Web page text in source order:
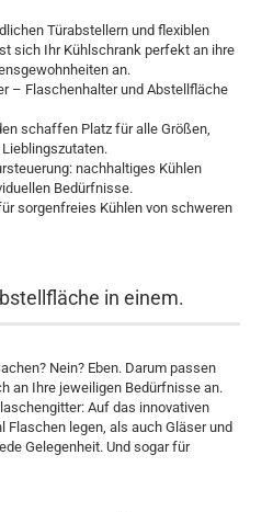
Türabstellern und flexiblen
sich Ihr Kühlschrank perfekt an ihre
an.
– Flaschenhalter und Abstellfläche
schaffen Platz für alle Größen,
Lieblingszutaten.
nachhaltiges Kühlen
Bedürfnisse.
sorgenfreies Kühlen von schweren
in einem.
Nein? Eben. Darum passen
an Ihre jeweiligen Bedürfnisse an.
Auf das innovativen
Flaschen legen, als auch Gläser und
Gelegenheit. Und sogar für